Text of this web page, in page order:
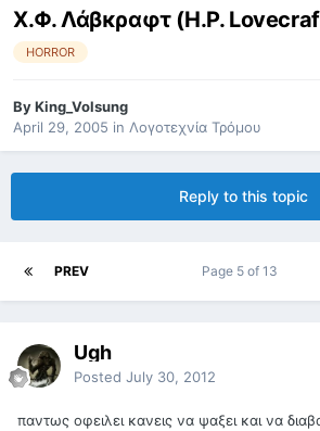
X.Φ. Λάβκραφτ (H.P.
HORROR
ByKing_Volsung
April 29, 2005 in Λογοτεχνία Τρόμου
Reply to this topic
PREV Page 5 of 13
Ugh
Posted July 30, 2012
παντως οφειλει κανεις να ψαξει και να